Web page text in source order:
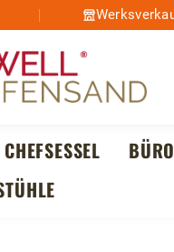
springen
CHEFSESSEL